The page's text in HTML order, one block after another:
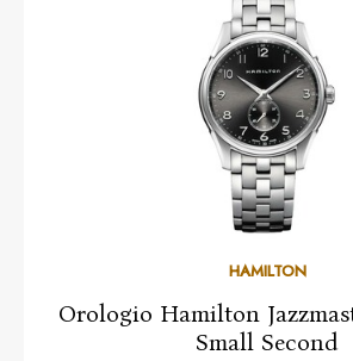
HAMILTON
Orologio Hamilton
Small Second